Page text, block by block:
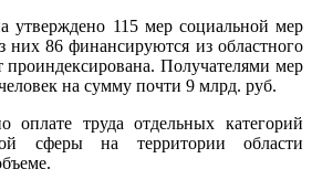
утверждено 115 мер социальной мер
них 86 финансируются из областного
проиндексирована. Получателями мер
на сумму почти 9 млрд. руб.
оплате труда отдельных категорий
сферы на территории области